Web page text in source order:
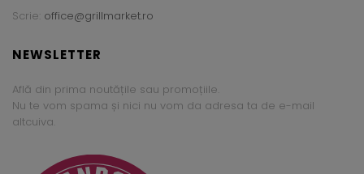
Scrie: office@grillmarket.ro
NEWSLETTER
Află din prima noutățile sau promoțiile.
Nu te vom spama și nici nu vom da adresa ta de e-mail
altcuiva.